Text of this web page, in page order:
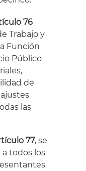
76
Trabajo y
Función
Público
de
las
77, se
todos los